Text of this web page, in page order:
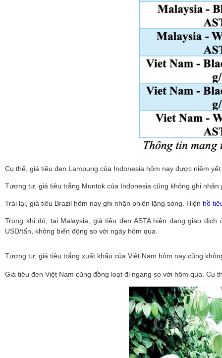
Cụ thể, giá tiêu đen Lampung của Indonesia hôm nay được niêm
Tương tự, giá tiêu trắng Muntok của Indonesia cũng không ghi
Trái lại, giá tiêu Brazil hôm nay ghi nhận phiên lặng sóng. Hiện hồ
Trong khi đó, tại Malaysia, giá tiêu đen ASTA hiện đang giao
USD/tấn, không biến động so với ngày hôm qua.
Tương tự, giá tiêu trắng xuất khẩu của Việt Nam hôm nay cũng
Giá tiêu đen Việt Nam cũng đồng loạt đi ngang so với hôm qua. Cụ